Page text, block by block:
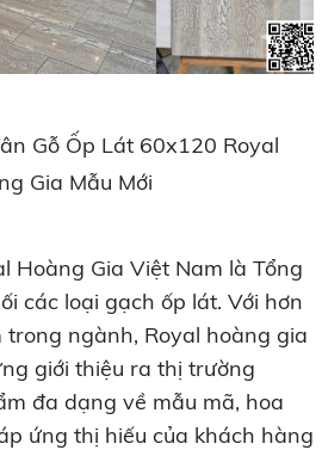
Gỗ Ốp Lát 60x120 Royal
Gia Mẫu Mới
Hoàng Gia Việt Nam là Tổng
các loại gạch ốp lát. Với hơn
ngành, Royal hoàng gia
giới thiệu ra thị trường
đa dạng về mẫu mã, hoa
ứng thị hiếu của khách hàng